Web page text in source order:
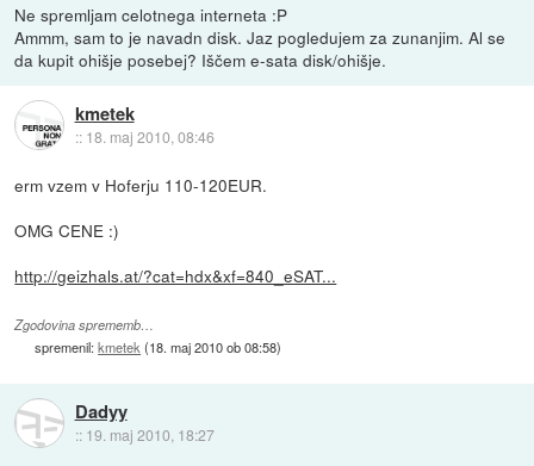
Ne spremljam celotnega interneta :P
Ammm, sam to je navadn disk. Jaz pogledujem za zunanjim. Al se
da kupit ohišje posebej? Iščem e-sata disk/ohišje.
kmetek
:: 18. maj 2010, 08:46
erm vzem v Hoferju 110-120EUR.
OMG CENE :)
http://geizhals.at/?cat=hdx&xf=840_eSAT...
Zgodovina sprememb…
spremenil:kmetek (18. maj 2010 ob 08:58)
Dadyy
:: 19. maj 2010, 18:27